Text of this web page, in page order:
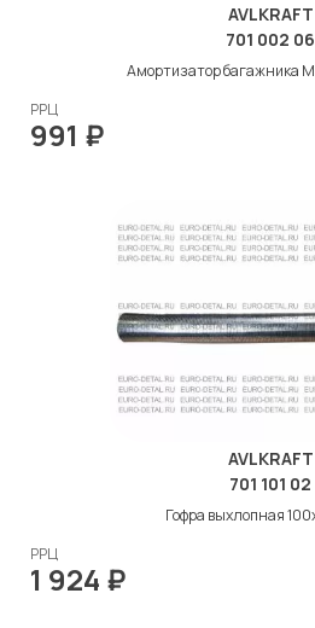
AVLKRAFT
701 002 06
Амортизатор багажника
РРЦ
991 ₽
AVLKRAFT
701 101 02
Гофра выхлопная
РРЦ
1 924 ₽